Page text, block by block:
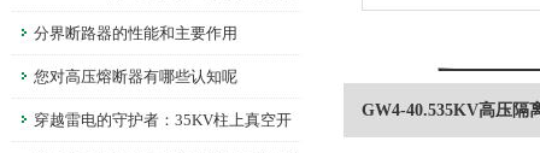
的守护者
分界断路器的性能和主要作用
您对高压熔断器有哪些认知呢
穿越雷电的守护者：35KV柱上真空开
GW4-40.535KV高压隔